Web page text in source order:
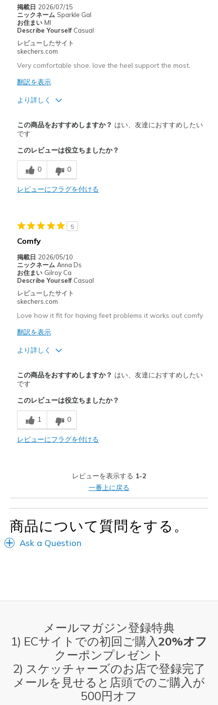
掲載日 2026/07/15
ニックネーム Sparkle Gal
お住まい MI
Describe Yourself Casual
レビューしたサイト
skechers.com
Very comfortable shoe, love the heel support the most.
翻訳を表示
より詳しく
Attractive Design
Breathe Well
Comfortable
Stylish
Casual Wear
Width
Sizing
View On Shoes
I'm Really Into Shoes
この商品をおすすめしますか？ はい、友達におすすめしたい
です
このレビューは役立ちましたか？
0 0
レビューにフラグを付ける
5
Comfy
掲載日 2026/05/10
ニックネーム Anna Ds
お住まい Gilroy Ca
Describe Yourself Casual
レビューしたサイト
skechers.com
Love how it fit for having feet problems it works out comfy
翻訳を表示
より詳しく
Breathe Well
Comfortable
以下に最適
Casual Wear
Feels true to width
Feels true to size
View On Shoes
Shoes are for Wearing
この商品をおすすめしますか？ はい、友達におすすめしたい
です
このレビューは役立ちましたか？
1 0
レビューにフラグを付ける
レビューを表示する 1-2
一番上に戻る
商品について質問をする。
Ask a Question
メールマガジン登録特典
1) ECサイトでの初回ご購入20%オフ
クーポンプレゼント
2) スケッチャーズのお店で登録完了
メールを見せると店頭でのご購入が
500円オフ